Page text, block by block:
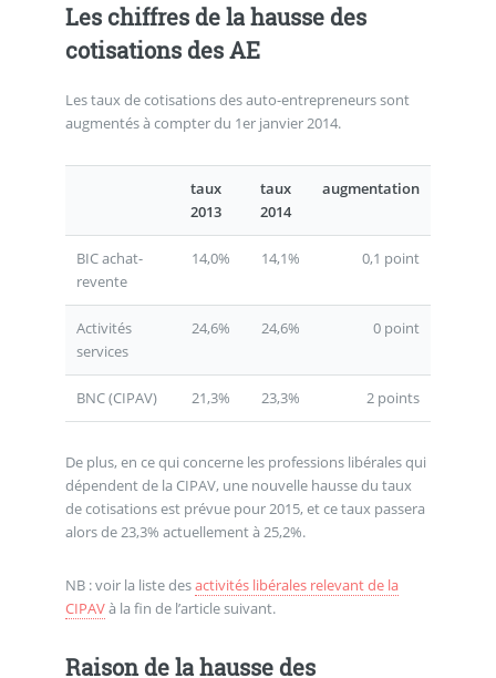
Les chiffres de la hausse des
cotisations des AE
Les taux de cotisations des auto-entrepreneurs sont
augmentés à compter du 1er janvier 2014.
taux
2013
taux
2014
augmentation
BIC achat-
revente
14,0% 14,1% 0,1 point
Activités
services
24,6% 24,6% 0 point
BNC (CIPAV) 21,3% 23,3% 2 points
De plus, en ce qui concerne les professions libérales qui
dépendent de la CIPAV, une nouvelle hausse du taux
de cotisations est prévue pour 2015, et ce taux passera
alors de 23,3% actuellement à 25,2%.
NB : voir la liste desactivités libérales relevant de la
CIPAVà la fin de l’article suivant.
Raison de la hausse des